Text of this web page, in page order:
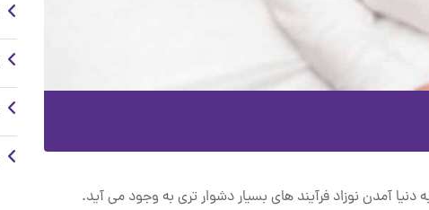
دنیا آمدن نوزاد فرآیند های بسیار دشوار تری به وجود می آید.